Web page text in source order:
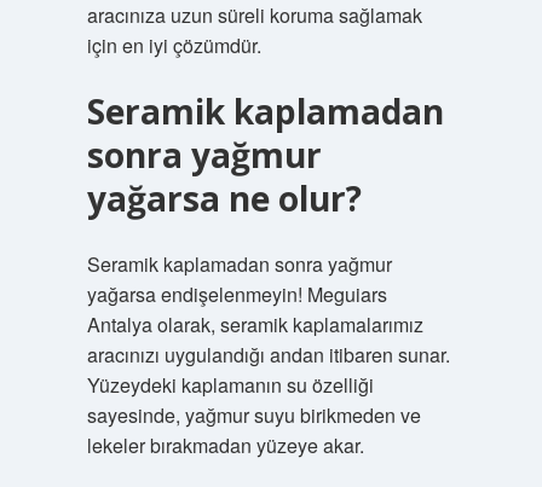
aracınıza uzun süreli koruma sağlamak
için en iyi çözümdür.
Seramik kaplamadan
sonra yağmur
yağarsa ne olur?
Seramik kaplamadan sonra yağmur
yağarsa endişelenmeyin! Meguiars
Antalya olarak, seramik kaplamalarımız
aracınızı uygulandığı andan itibaren sunar.
Yüzeydeki kaplamanın su özelliği
sayesinde, yağmur suyu birikmeden ve
lekeler bırakmadan yüzeye akar.